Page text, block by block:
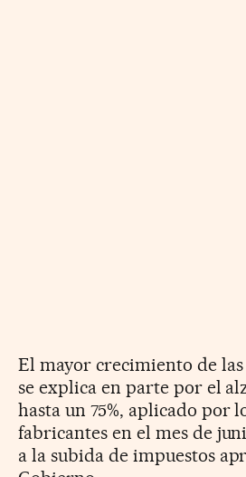
El mayor crecimiento de
se explica en parte por el
hasta un 75%, aplicado por
fabricantes en el mes de
a la subida de impuestos